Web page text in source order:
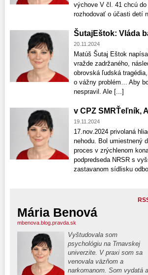
výchove V čl. 41 chcú
rozhodovať o účasti detí
ŠutajEštok: Vláda
20.11.2024
Matúš Šutaj Eštok
vražde zadržaného,
obrovská ľudská
o vážny problém… Aby
nespravil. Ale [...]
v CPZ SMRŤeľník,
19.11.2024
17.nov.2024 privolaná
nehodu. Bol umiestnený
proces v zrýchlenom
podpredseda NRSR s
zastavanom sídlisku
Mária Benová
mbenova.blog.pravda.sk
Vyštudovala som
psychológiu na Trnavskej
univerzite. V praxi som sa
venovala väzňom a
narkomanom. Som vydatá a